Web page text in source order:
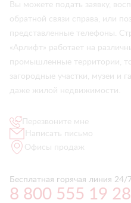
Вы можете подать заявку,
обратной связи справа, или
представленные телефоны.
«Арлифт» работает на
промышленные территории,
загородные участки, музеи и
даже жилой недвижимости.
Перезвоните мне
Написать письмо
Офисы продаж
Бесплатная горячая линия 24/7
8 800 555 19 28